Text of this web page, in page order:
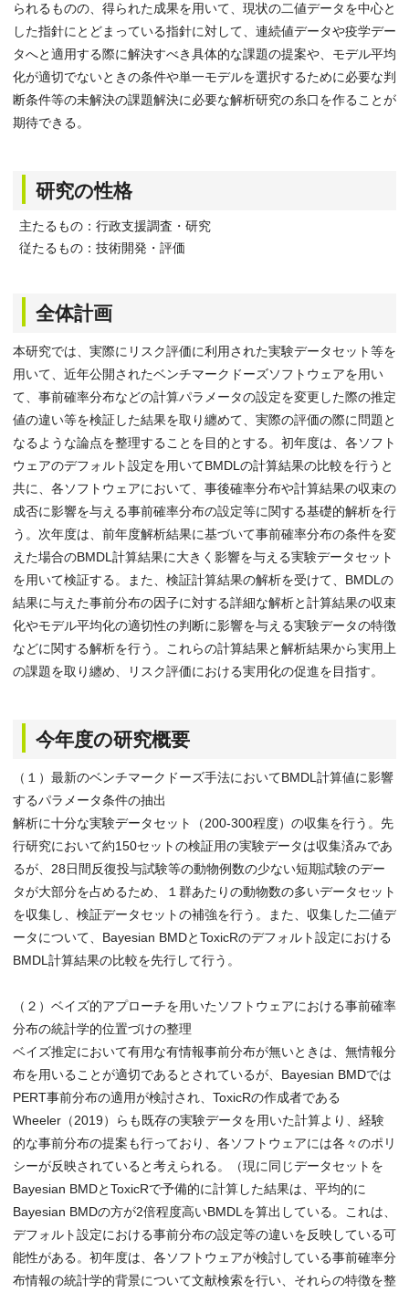
られるものの、得られた成果を用いて、現状の二値データを中心と
した指針にとどまっている指針に対して、連続値データや疫学デー
タへと適用する際に解決すべき具体的な課題の提案や、モデル平均
化が適切でないときの条件や単一モデルを選択するために必要な判
断条件等の未解決の課題解決に必要な解析研究の糸口を作ることが
期待できる。
研究の性格
主たるもの：行政支援調査・研究
従たるもの：技術開発・評価
全体計画
本研究では、実際にリスク評価に利用された実験データセット等を
用いて、近年公開されたベンチマークドーズソフトウェアを用い
て、事前確率分布などの計算パラメータの設定を変更した際の推定
値の違い等を検証した結果を取り纏めて、実際の評価の際に問題と
なるような論点を整理することを目的とする。初年度は、各ソフト
ウェアのデフォルト設定を用いてBMDLの計算結果の比較を行うと
共に、各ソフトウェアにおいて、事後確率分布や計算結果の収束の
成否に影響を与える事前確率分布の設定等に関する基礎的解析を行
う。次年度は、前年度解析結果に基づいて事前確率分布の条件を変
えた場合のBMDL計算結果に大きく影響を与える実験データセット
を用いて検証する。また、検証計算結果の解析を受けて、BMDLの
結果に与えた事前分布の因子に対する詳細な解析と計算結果の収束
化やモデル平均化の適切性の判断に影響を与える実験データの特徴
などに関する解析を行う。これらの計算結果と解析結果から実用上
の課題を取り纏め、リスク評価における実用化の促進を目指す。
今年度の研究概要
（１）最新のベンチマークドーズ手法においてBMDL計算値に影響
するパラメータ条件の抽出
解析に十分な実験データセット（200-300程度）の収集を行う。先
行研究において約150セットの検証用の実験データは収集済みであ
るが、28日間反復投与試験等の動物例数の少ない短期試験のデー
タが大部分を占めるため、１群あたりの動物数の多いデータセット
を収集し、検証データセットの補強を行う。また、収集した二値デ
ータについて、Bayesian BMDとToxicRのデフォルト設定における
BMDL計算結果の比較を先行して行う。
（２）ベイズ的アプローチを用いたソフトウェアにおける事前確率
分布の統計学的位置づけの整理
ベイズ推定において有用な有情報事前分布が無いときは、無情報分
布を用いることが適切であるとされているが、Bayesian BMDでは
PERT事前分布の適用が検討され、ToxicRの作成者である
Wheeler（2019）らも既存の実験データを用いた計算より、経験
的な事前分布の提案も行っており、各ソフトウェアには各々のポリ
シーが反映されていると考えられる。（現に同じデータセットを
Bayesian BMDとToxicRで予備的に計算した結果は、平均的に
Bayesian BMDの方が2倍程度高いBMDLを算出している。これは、
デフォルト設定における事前分布の設定等の違いを反映している可
能性がある。初年度は、各ソフトウェアが検討している事前確率分
布情報の統計学的背景について文献検索を行い、それらの特徴を整